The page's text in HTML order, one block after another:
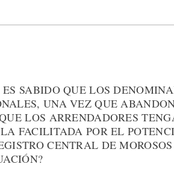
SABIDO QUE LOS
UNA VEZ QUE
LOS ARRENDADORES
FACILITADA POR EL
CENTRAL DE